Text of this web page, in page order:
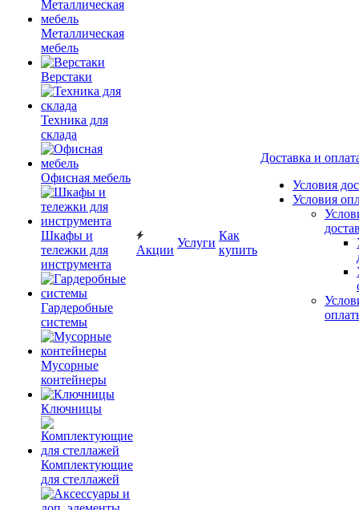
Металлическая
мебель
Верстаки
Техника для
склада
Офисная мебель
Шкафы и
тележки для
инструмента
Гардеробные
системы
Мусорные
контейнеры
Ключницы
Комплектующие
для стеллажей
Акции
Услуги
Как
купить
Доставка и
Условия
Условия